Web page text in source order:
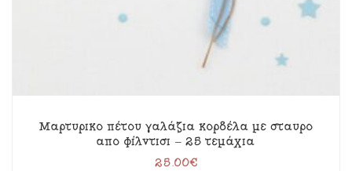
Μαρτυρικό πέτου γαλάζια κορδέλα με σταυρό
από φίλντισι – 25 τεμάχια
25.00€